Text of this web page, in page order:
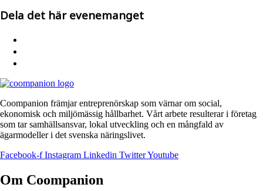
Dela det här evenemanget
Coompanion främjar entreprenörskap som värnar om social,
ekonomisk och miljömässig hållbarhet. Vårt arbete resulterar i företag
som tar samhällsansvar, lokal utveckling och en mångfald av
ägarmodeller i det svenska näringslivet.
Facebook-f Instagram Linkedin TwitterYoutube
Om Coompanion